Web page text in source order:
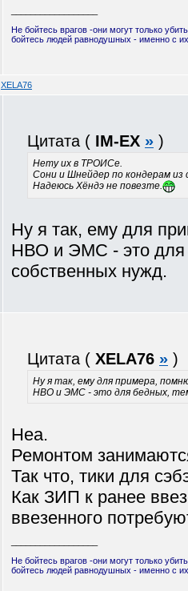
Не бойтесь врагов -они могут только
бойтесь людей равнодушных - именно с
XELA76
Цитата ( IM-EX » )
Нету их в ТРОИСе.
Сони и Шнейдер по кондерам из
Надеюсь Хёндэ не повезте.
Ну я так, ему для
НВО и ЭМС - это для
собственных нужд.
Цитата ( XELA76 » )
Ну я так, ему для примера,
НВО и ЭМС - это для бедных,
Неа.
Ремонтом
Так что, тики для
Как ЗИП к ранее
ввезенного
Не бойтесь врагов -они могут только
бойтесь людей равнодушных - именно с